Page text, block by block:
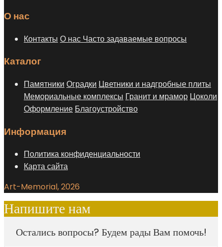
О нас
Контакты О нас Часто задаваемые вопросы
Каталог
Памятники Оградки Цветники и надгробные плиты
Мемориальные комплексы Гранит и мрамор Цоколи
Оформление Благоустройство
Информация
Политика конфиденциальности
Карта сайта
Art-Memorial, 2026
Напишите нам
Остались вопросы? Будем рады Вам помочь!